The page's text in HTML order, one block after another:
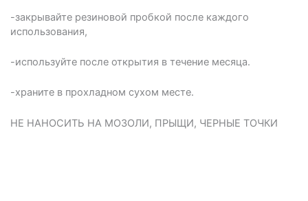
-закрывайте резиновой пробкой после каждого
использования,
-используйте после открытия в течение месяца.
-храните в прохладном сухом месте.
НЕ НАНОСИТЬ НА МОЗОЛИ, ПРЫЩИ, ЧЕРНЫЕ ТОЧКИ